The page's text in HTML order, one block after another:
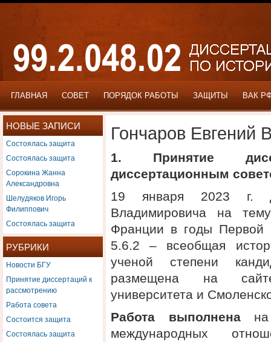
ГЛАВНАЯ СОВЕТ ПОРЯДОК РАБОТЫ ЗАЩИТЫ ВАК
НОВЫЕ ЗАПИСИ
Состоялась защита
Состоялась защита
Сорокина Жанна
Александровна
Шелудяков Игорь
Филиппович
Состоялась защита
РУБРИКИ
Новости БГУ
Принятие диссертаций к
рассмотрению
Работа совета
Состоится защита
Состоялась защита
Гончаров Евгений
1. Принятие
диссертационным
19 января 2023 г.
Владимировича на
Франции в годы Первой
5.6.2 – всеобщая
ученой степени
размещена на сайте
университета и
Работа выполненана
международных